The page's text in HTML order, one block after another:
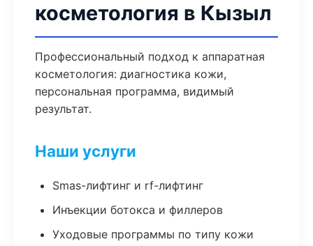
косметология в Кызыл
Профессиональный подход к аппаратная
косметология: диагностика кожи,
персональная программа, видимый
результат.
Наши услуги
Smas-лифтинг и rf-лифтинг
Инъекции ботокса и филлеров
Уходовые программы по типу кожи